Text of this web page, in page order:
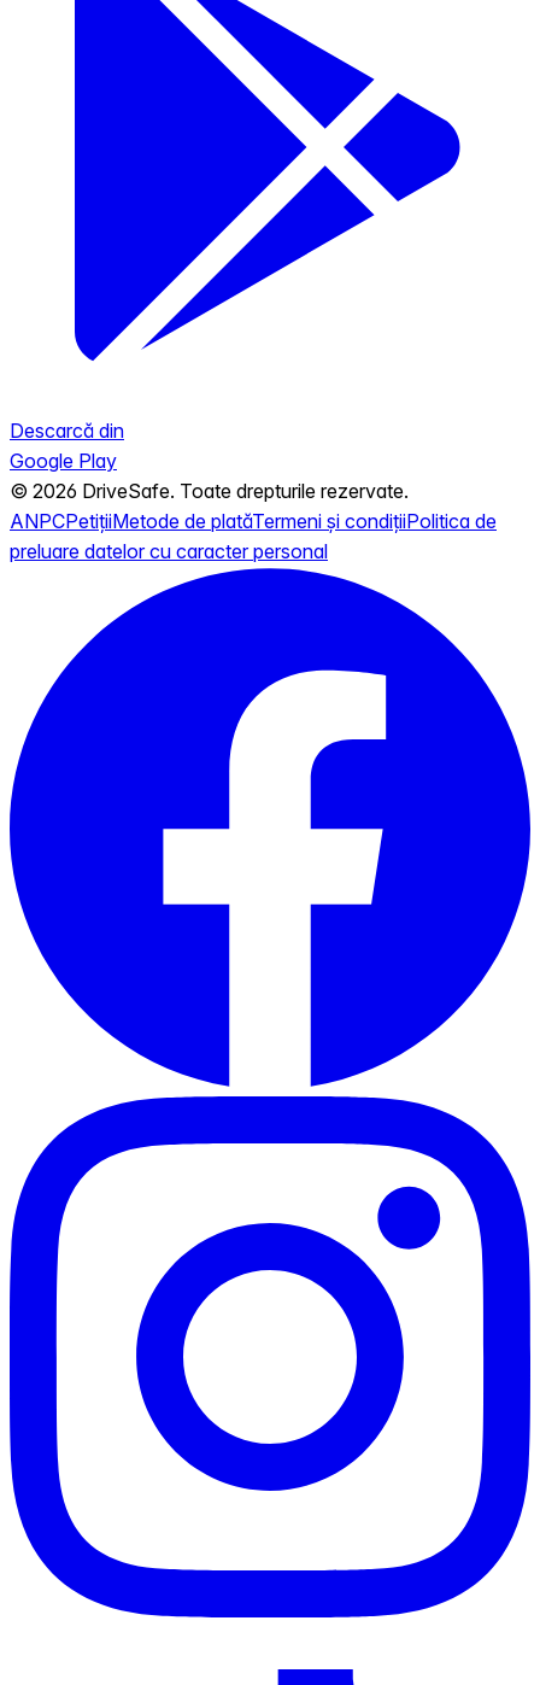
Descarcă din
Google Play
© 2026 DriveSafe. Toate drepturile rezervate.
ANPCPetițiiMetode de platăTermeni și condițiiPolitica de
preluare datelor cu caracter personal